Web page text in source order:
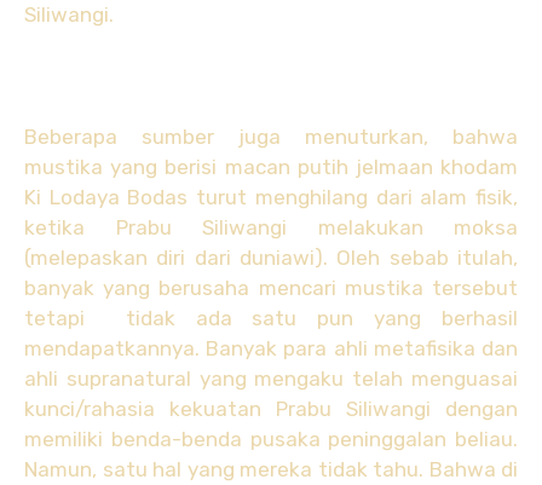
Siliwangi.
Beberapa sumber juga menuturkan, bahwa
mustika yang berisi macan putih jelmaan khodam
Ki Lodaya Bodas turut menghilang dari alam fisik,
ketika Prabu Siliwangi melakukan moksa
(melepaskan diri dari duniawi). Oleh sebab itulah,
banyak yang berusaha mencari mustika tersebut
tetapi tidak ada satu pun yang berhasil
mendapatkannya. Banyak para ahli metafisika dan
ahli supranatural yang mengaku telah menguasai
kunci/rahasia kekuatan Prabu Siliwangi dengan
memiliki benda-benda pusaka peninggalan beliau.
Namun, satu hal yang mereka tidak tahu. Bahwa di